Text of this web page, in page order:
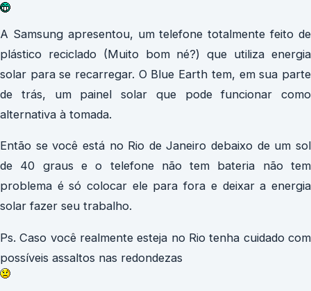
A Samsung apresentou, um telefone totalmente feito de
plástico reciclado (Muito bom né?) que utiliza energia
solar para se recarregar. O Blue Earth tem, em sua parte
de trás, um painel solar que pode funcionar como
alternativa à tomada.
Então se você está no Rio de Janeiro debaixo de um sol
de 40 graus e o telefone não tem bateria não tem
problema é só colocar ele para fora e deixar a energia
solar fazer seu trabalho.
Ps. Caso você realmente esteja no Rio tenha cuidado com
possíveis assaltos nas redondezas